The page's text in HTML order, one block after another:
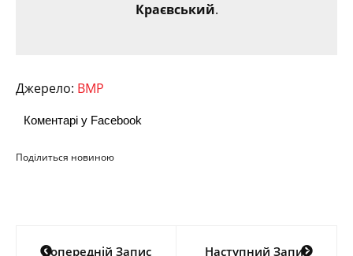
Краєвський.
Джерело: ВМР
Коментарі у Facebook
Поділиться новиною
Навігація
Попередній Запис Наступний Запис